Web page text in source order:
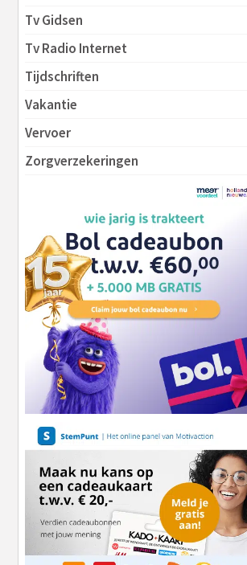
Tv Gidsen
Tv Radio Internet
Tijdschriften
Vakantie
Vervoer
Zorgverzekeringen